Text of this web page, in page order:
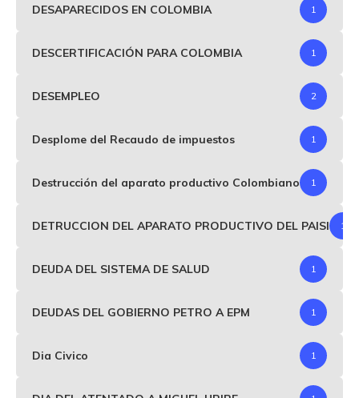
DESAPARECIDOS EN COLOMBIA 1
DESCERTIFICACIÓN PARA COLOMBIA 1
DESEMPLEO 2
Desplome del Recaudo de impuestos 1
Destrucción del aparato productivo Colombiano 1
DETRUCCION DEL APARATO PRODUCTIVO DEL PAISI 1
DEUDA DEL SISTEMA DE SALUD 1
DEUDAS DEL GOBIERNO PETRO A EPM 1
Dia Civico 1